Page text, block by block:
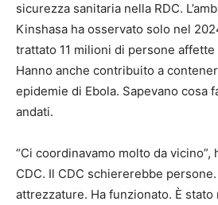
sicurezza sanitaria nella RDC.
Kinshasa ha osservato solo nel
trattato 11 milioni di persone
Hanno anche contribuito a
epidemie di Ebola. Sapevano cosa
andati.
“Ci coordinavamo molto da vicino”,
CDC. Il CDC schiererebbe persone.
attrezzature. Ha funzionato. È stato